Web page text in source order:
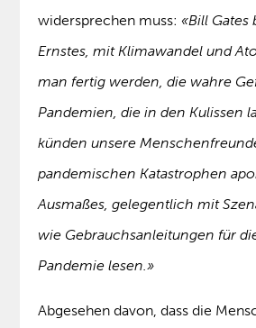
widersprechen muss:«Bill Gates
Ernstes, mit Klimawandel und
man fertig werden, die wahre
Pandemien, die in den Kulissen
künden unsere
pandemischen Katastrophen
Ausmaßes, gelegentlich mit
wie Gebrauchsanleitungen für
Pandemie lesen.»
Abgesehen davon, dass die